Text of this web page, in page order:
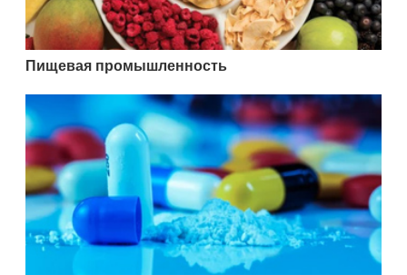
Пищевая промышленность